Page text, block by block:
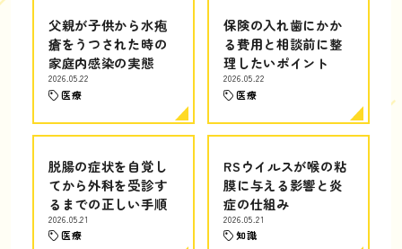
父親が子供から水疱
瘡をうつされた時の
家庭内感染の実態
2026.05.22
医療
保険の入れ歯にかか
る費用と相談前に整
理したいポイント
2026.05.22
医療
脱腸の症状を自覚し
てから外科を受診す
るまでの正しい手順
2026.05.21
医療
RSウイルスが喉の粘
膜に与える影響と炎
症の仕組み
2026.05.21
知識